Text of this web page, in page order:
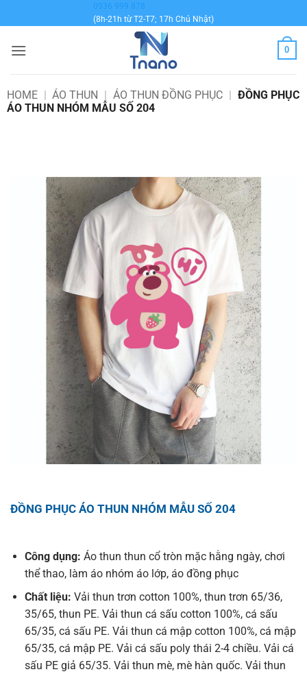
qua
dung
0936 999 878
(8h-21h từ T2-T7; 17h Chủ Nhật)
0
HOME | ÁO THUN | ÁO THUN ĐỒNG PHỤC | ĐỒNG PHỤC
ÁO THUN NHÓM MẪU SỐ 204
ĐỒNG PHỤC ÁO THUN NHÓM MẪU SỐ 204
Công dụng: Áo thun thun cổ tròn mặc hằng ngày, chơi
thể thao, làm áo nhóm áo lớp, áo đồng phục
Chất liệu: Vải thun trơn cotton 100%, thun trơn 65/36,
35/65, thun PE. Vải thun cá sấu cotton 100%, cá sấu
65/35, cá sấu PE. Vải thun cá mập cotton 100%, cá mập
65/35, cá mập PE. Vải cá sấu poly thái 2-4 chiều. Vải cá
sấu PE giả 65/35. Vải thun mè, mè hàn quốc. Vải thun